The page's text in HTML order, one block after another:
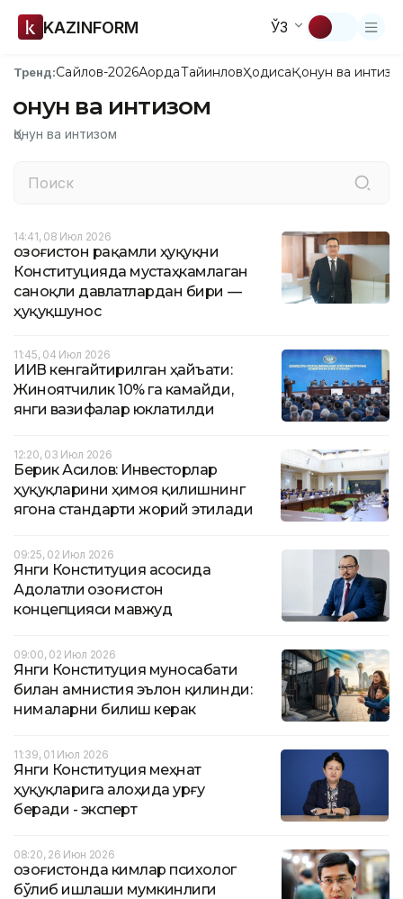
KAZINFORM ЎЗ
Тренд:Сайлов-2026АқордаТайинловҲодисаҚонун ва
Қонун ва интизом
Қонун ва интизом
14:41, 08 Июл 2026
Қозоғистон рақамли ҳуқуқни
Конституцияда мустаҳкамлаган
саноқли давлатлардан бири —
ҳуқуқшунос
11:45, 04 Июл 2026
ИИВ кенгайтирилган ҳайъати:
Жиноятчилик 10% га камайди,
янги вазифалар юклатилди
12:20, 03 Июл 2026
Берик Асилов: Инвесторлар
ҳуқуқларини ҳимоя қилишнинг
ягона стандарти жорий этилади
09:25, 02 Июл 2026
Янги Конституция асосида
Адолатли Қозоғистон
концепцияси мавжуд
09:00, 02 Июл 2026
Янги Конституция муносабати
билан амнистия эълон қилинди:
нималарни билиш керак
11:39, 01 Июл 2026
Янги Конституция меҳнат
ҳуқуқларига алоҳида урғу
беради - эксперт
08:20, 26 Июн 2026
Қозоғистонда кимлар психолог
бўлиб ишлаши мумкинлиги